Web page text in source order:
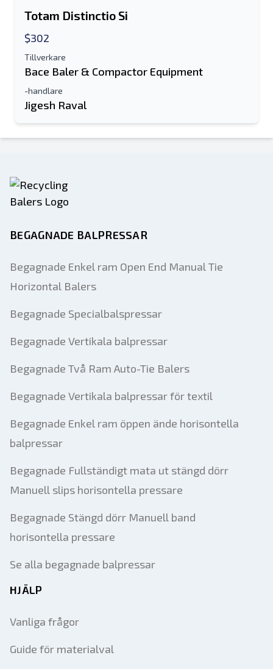
E-postadress
Mobil
Totam Distinctio Si
$302
Tillverkare
Bace Baler & Compactor Equipment
-handlare
Jigesh Raval
Textlista till mobil enhet
Ditt fullständiga namn
BEGAGNADE BALPRESSAR
Begagnade Enkel ram Open End Manual Tie
Horizontal Balers
Begagnade Specialbalspressar
Begagnade Vertikala balpressar
Begagnade Två Ram Auto-Tie Balers
Begagnade Vertikala balpressar för textil
Begagnade Enkel ram öppen ände horisontella
balpressar
Begagnade Fullständigt mata ut stängd dörr
Manuell slips horisontella pressare
Begagnade Stängd dörr Manuell band
horisontella pressare
Se alla begagnade balpressar
HJÄLP
Vanliga frågor
Guide för materialval